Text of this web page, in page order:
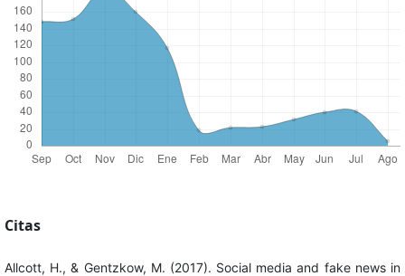
Citas
Allcott, H., & Gentzkow, M. (2017). Social media and fake news in